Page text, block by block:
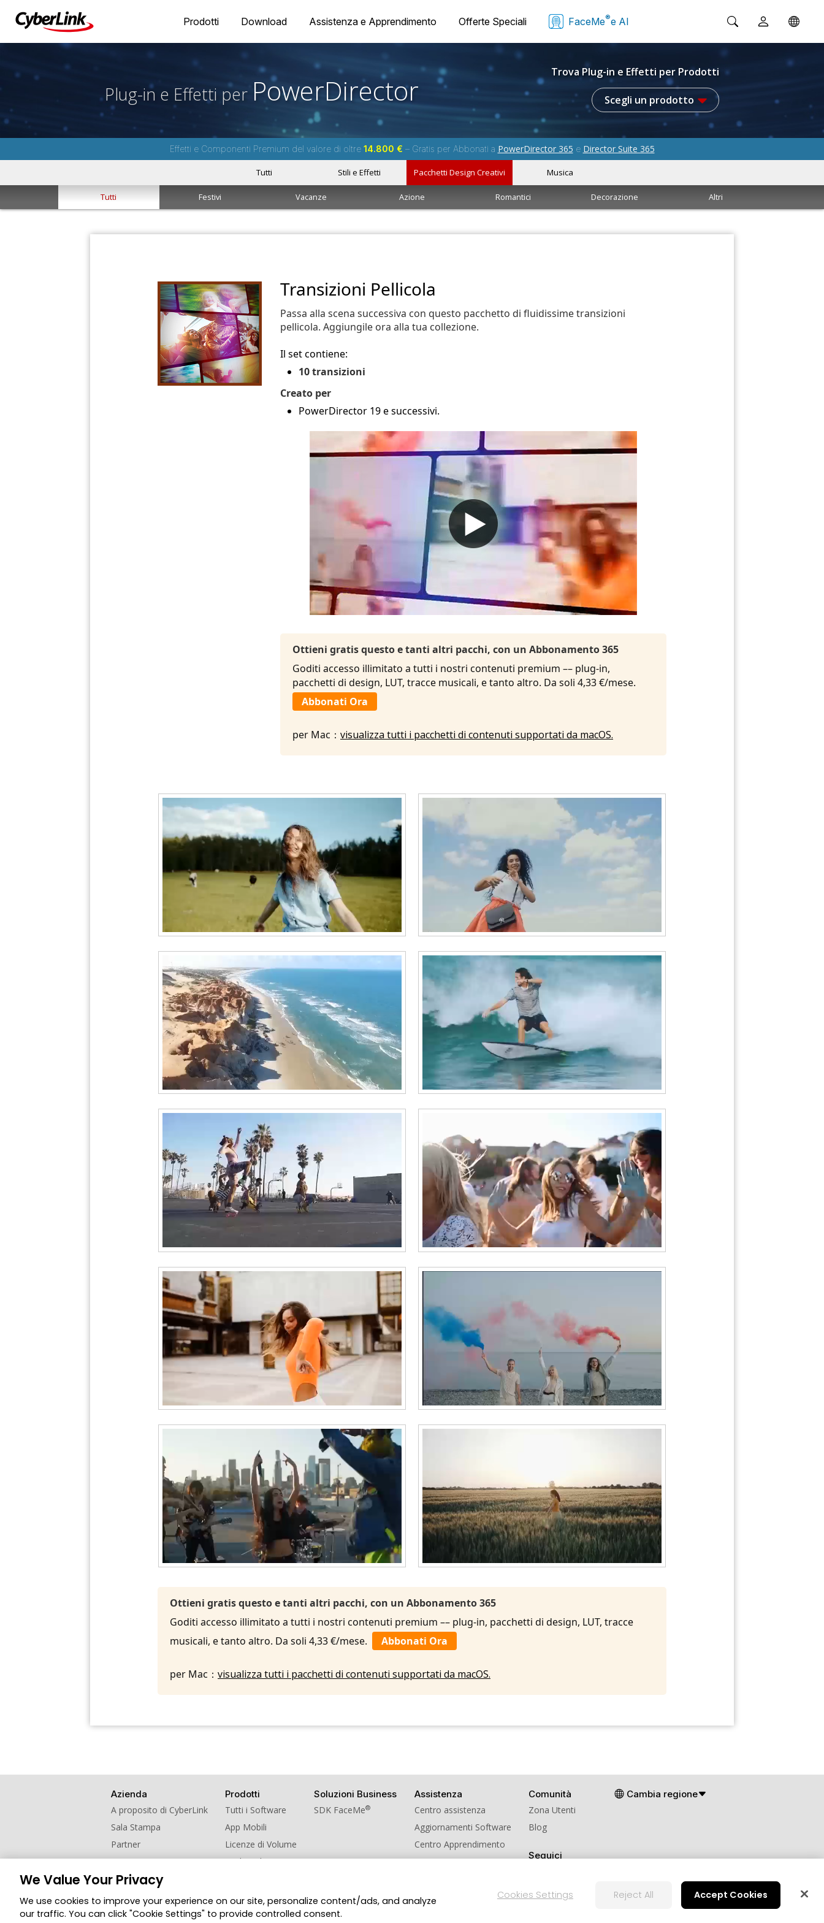
Prodotti Download Assistenza e Apprendimento Offerte Speciali FaceMe®e AI
Plug-in e Effetti per PowerDirector
Trova Plug-in e Effetti per Prodotti
Scegli un prodotto
Effetti e Componenti Premium del valore di oltre 14.800 € – Gratis per Abbonati a PowerDirector 365 e Director Suite 365
Tutti Stili e Effetti Pacchetti Design Creativi Musica
Tutti Festivi Vacanze Azione Romantici Decorazione Altri
Transizioni Pellicola
Passa alla scena successiva con questo pacchetto di fluidissime transizioni
pellicola. Aggiungile ora alla tua collezione.
Il set contiene:
10 transizioni
Creato per
PowerDirector 19 e successivi.
Ottieni gratis questo e tanti altri pacchi, con un Abbonamento 365
Goditi accesso illimitato a tutti i nostri contenuti premium –– plug-in,
pacchetti di design, LUT, tracce musicali, e tanto altro. Da soli 4,33 €/mese.
Abbonati Ora
per Mac： visualizza tutti i pacchetti di contenuti supportati da macOS.
Ottieni gratis questo e tanti altri pacchi, con un Abbonamento 365
Goditi accesso illimitato a tutti i nostri contenuti premium –– plug-in, pacchetti di design, LUT, tracce
musicali, e tanto altro. Da soli 4,33 €/mese.
Abbonati Ora
per Mac： visualizza tutti i pacchetti di contenuti supportati da macOS.
Azienda
A proposito di CyberLink
Sala Stampa
Partner
Contatti
Prodotti
Tutti i Software
App Mobili
Licenze di Volume
Scolastiche
Soluzioni Business
SDK FaceMe®
Assistenza
Centro assistenza
Aggiornamenti Software
Centro Apprendimento
Comunità
Zona Utenti
Blog
Seguici
Cambia regione
© 2026 CyberLink Corp. Tutti i diritti riservati. Politica sulla Privacy Termini di Servizio
We Value Your Privacy
We use cookies to improve your experience on our site, personalize content/ads, and analyze
our traffic. You can click "Cookie Settings" to provide controlled consent.
Cookies Settings Reject All Accept Cookies